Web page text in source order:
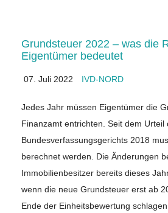
Grundsteuer 2022 – was die
Eigentümer bedeutet
07. Juli 2022 IVD-NORD
Jedes Jahr müssen Eigentümer die
Finanzamt entrichten. Seit dem Urteil
Bundesverfassungsgerichts 2018
berechnet werden. Die Änderungen
Immobilienbesitzer bereits dieses
wenn die neue Grundsteuer erst ab
Ende der Einheitsbewertung